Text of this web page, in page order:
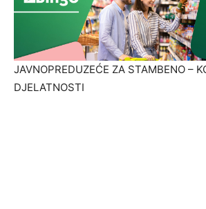
JAVNOPREDUZEĆE ZA STAMBENO –
DJELATNOSTI